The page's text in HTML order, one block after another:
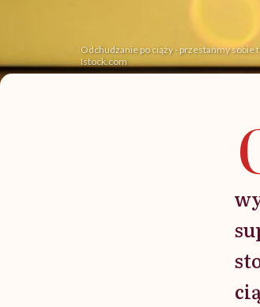
Odchudzanie po ciąży - przestańmy sobie
Istock.com